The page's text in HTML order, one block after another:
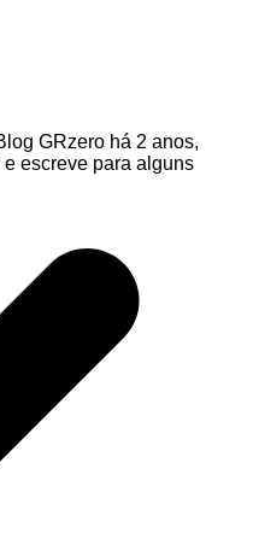
GRzero há 2 anos,
escreve para alguns